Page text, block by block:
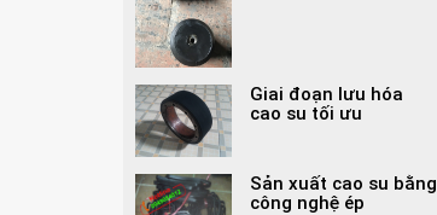
Giai đoạn lưu hóa
cao su tối ưu
Sản xuất cao su bằng
công nghệ ép